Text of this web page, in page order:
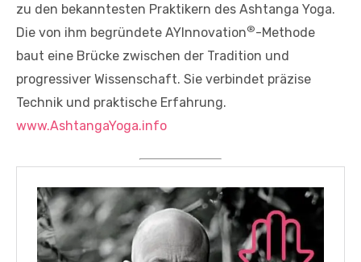
zu den bekanntesten Praktikern des Ashtanga Yoga.
Die von ihm begründete AYInnovation®-Methode
baut eine Brücke zwischen der Tradition und
progressiver Wissenschaft. Sie verbindet präzise
Technik und praktische Erfahrung.
www.AshtangaYoga.info